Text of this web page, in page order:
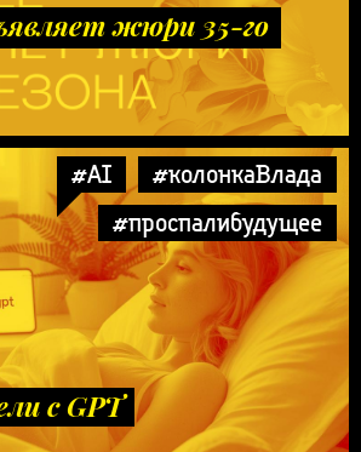
жюри 35-го
#AI
#колонкаВлада
#проспалибудущее
с GPT